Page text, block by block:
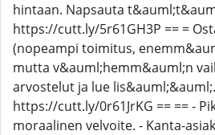
hintaan. Napsauta
https://cutt.ly/5r61GH3P == =
(nopeampi toimitus,
mutta v&auml;hemm&auml;n
arvostelut ja lue
https://cutt.ly/0r61JrKG == == -
moraalinen velvoite. - Kanta-